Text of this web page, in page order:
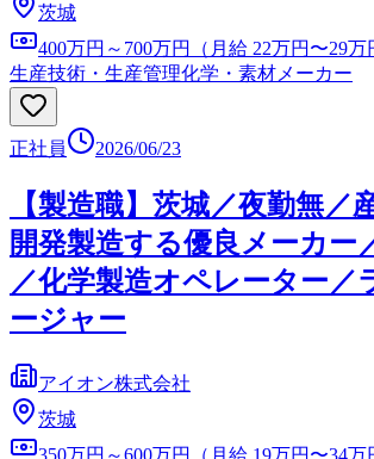
茨城
400万円～700万円（月給 22万円〜29万
生産技術・生産管理化学・素材メーカー
正社員 2026/06/23
【製造職】茨城／夜勤無／
開発製造する優良メーカー
／化学製造オペレーター／
ージャー
アイオン株式会社
茨城